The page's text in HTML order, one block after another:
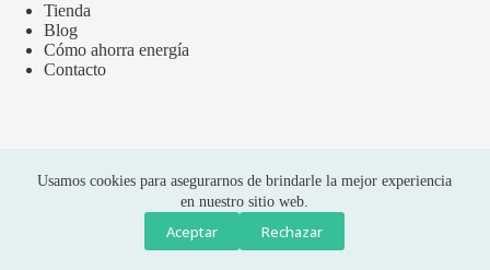
Usamos cookies para asegurarnos de brindarle la mejor experiencia
en nuestro sitio web.
Aceptar Rechazar
Tienda
Blog
Cómo ahorra energía
Contacto